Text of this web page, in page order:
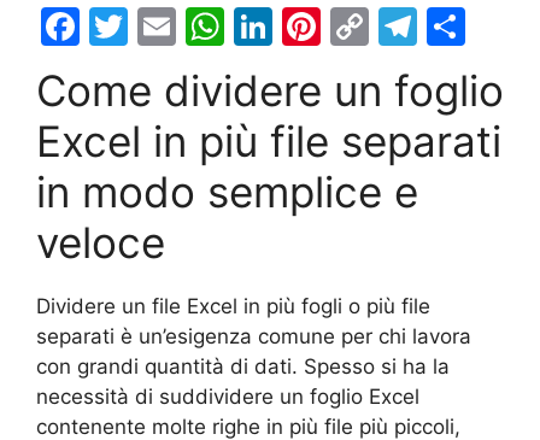
F
c
e
b
o
o
k
T
itt
er
E
m
ai
l
W
h
at
s
A
p
Li
k
e
dI
n
Pi
er
e
st
C
p
y
Li
n
T
e
gr
o
n
di
Come dividere un foglio
Excel in più file separati
in modo semplice e
veloce
Dividere un file Excel in più fogli o più file
separati è un’esigenza comune per chi lavora
con grandi quantità di dati. Spesso si ha la
necessità di suddividere un foglio Excel
contenente molte righe in più file più piccoli,